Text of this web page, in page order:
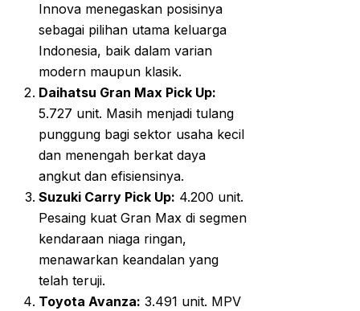
Innova menegaskan posisinya
sebagai pilihan utama keluarga
Indonesia, baik dalam varian
modern maupun klasik.
Daihatsu Gran Max Pick Up:
5.727 unit. Masih menjadi tulang
punggung bagi sektor usaha kecil
dan menengah berkat daya
angkut dan efisiensinya.
Suzuki Carry Pick Up: 4.200 unit.
Pesaing kuat Gran Max di segmen
kendaraan niaga ringan,
menawarkan keandalan yang
telah teruji.
Toyota Avanza: 3.491 unit. MPV